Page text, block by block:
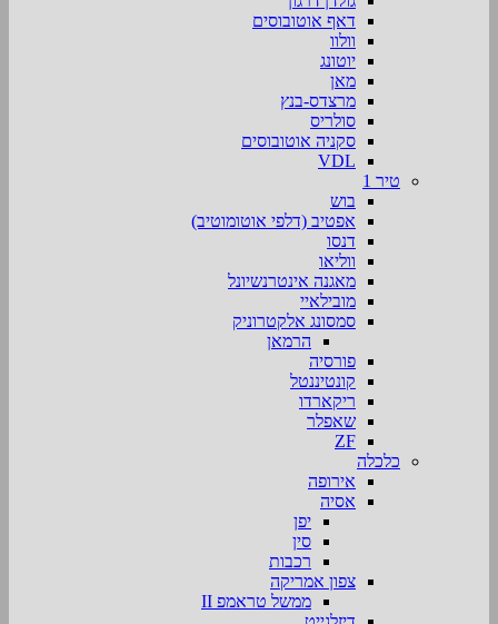
דאף אוטובוסים
וולוו
יוטונג
מאן
מרצדס-בנץ
סולריס
סקניה אוטובוסים
VDL
טיר 1
בוש
אפטיב (דלפי אוטומוטיב)
דנסו
ווליאו
מאגנה אינטרנשיונל
מובילאיי
סמסונג אלקטרוניק
הרמאן
פורסיה
קונטיננטל
ריקארדו
שאפלר
ZF
כלכלה
אירופה
אסיה
יפן
סין
רכבות
צפון אמריקה
ממשל טראמפ II